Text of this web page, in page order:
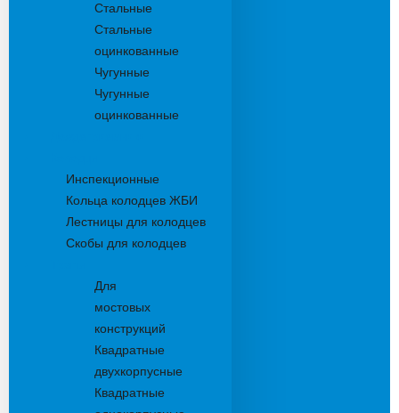
Стальные
Стальные
оцинкованные
Чугунные
Чугунные
оцинкованные
Инспекционные
Кольца колодцев ЖБИ
Лестницы для колодцев
Скобы для колодцев
Для
мостовых
конструкций
Квадратные
двухкорпусные
Квадратные